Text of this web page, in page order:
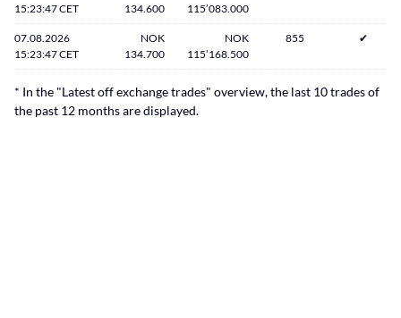
15:23:47 CET
134.600
115’083.000
07.08.2026
15:23:47 CET
NOK
134.700
NOK
115’168.500
855 ✔
* In the "Latest off exchange trades" overview, the last 10 trades of
the past 12 months are displayed.